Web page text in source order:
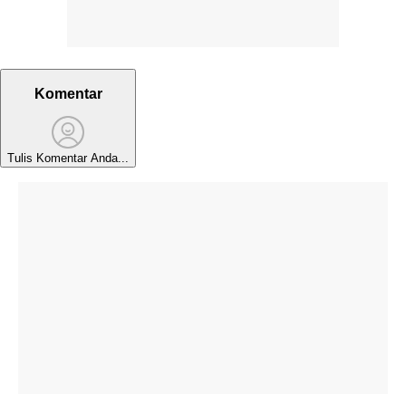
Komentar
Tulis Komentar Anda...